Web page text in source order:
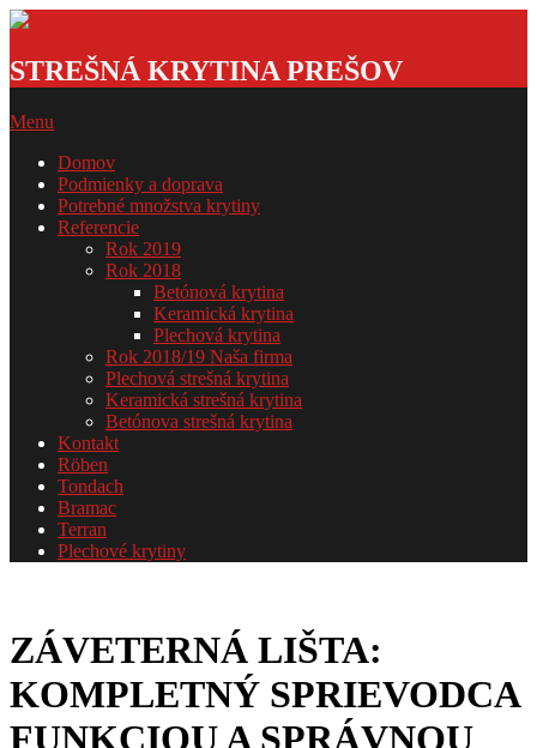
Skip
content
krytina
GSDOM
STREŠNÁ KRYTINA PREŠOV
Primary
Menu
Menu
Domov
Podmienky a doprava
Potrebné množstva krytiny
Referencie
Rok 2019
Rok 2018
Betónová krytina
Keramická krytina
Plechová krytina
Rok 2018/19 Naša firma
Plechová strešná krytina
Keramická strešná krytina
Betónova strešná krytina
Kontakt
Röben
Tondach
Bramac
Terran
Plechové krytiny
ZÁVETERNÁ LIŠTA:
KOMPLETNÝ SPRIEVODCA
FUNKCIOU A SPRÁVNOU